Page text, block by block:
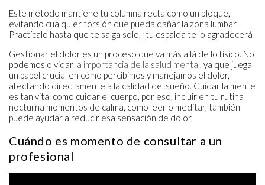
Este método mantiene tu columna recta como un bloque,
evitando cualquier torsión que pueda dañar la zona lumbar.
Practícalo hasta que te salga solo, ¡tu espalda te lo agradecerá!
Gestionar el dolor es un proceso que va más allá de lo físico. No
podemos olvidar la importancia de la salud mental, ya que juega
un papel crucial en cómo percibimos y manejamos el dolor,
afectando directamente a la calidad del sueño. Cuidar la mente
es tan vital como cuidar el cuerpo, por eso, incluir en tu rutina
nocturna momentos de calma, como leer o meditar, también
puede ayudar a reducir esa sensación de dolor.
Cuándo es momento de consultar a un
profesional